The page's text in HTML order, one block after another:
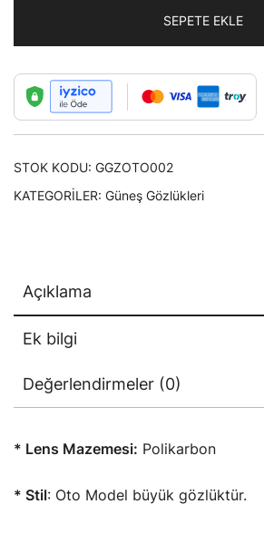
SEPETE EKLE
STOK KODU: GGZOTO002
KATEGORILER: Güneş Gözlükleri
Açıklama
Ek bilgi
Değerlendirmeler (0)
* Lens Mazemesi: Polikarbon
* Stil: Oto Model büyük gözlüktür.